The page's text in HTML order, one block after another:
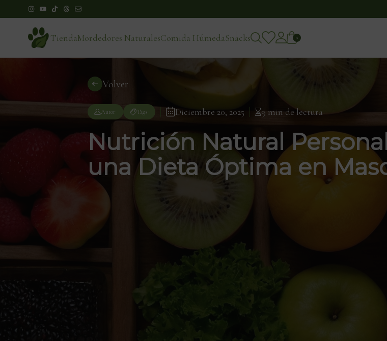
TiendaMordedores NaturalesComida HúmedaSnacks 0
Volver
Autor Tags Diciembre 20, 2025 9 min de lectura
Nutrición Natural
una Dieta Óptima en